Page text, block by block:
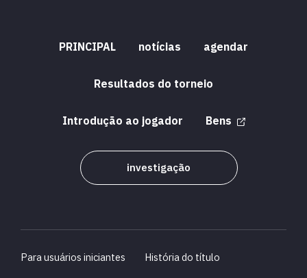
PRINCIPAL notícias agendar
Resultados do torneio
Introdução ao jogador Bens
investigação
Para usuários iniciantes História do título